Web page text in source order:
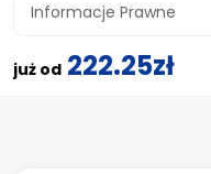
Informacje Prawne
już od 222.25zł